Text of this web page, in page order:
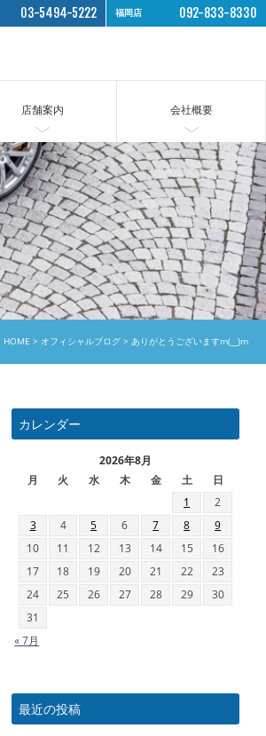
03-5494-5222 福岡店 092-833-8330
店舗案内 会社概要
HOME オフィシャルブログ ありがとうございますm(__)m
カレンダー
2026年8月
月
火 水 木 金 土
日
1
2
3
4 5 6 7 8
9
10
11 12 13 14 15
16
17
18 19 20 21 22
23
24
25 26 27 28 29
30
31
« 7月
最近の投稿